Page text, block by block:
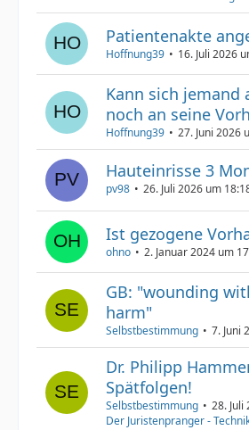
Patientenakte
Hoffnung39 16. Juli 2026
Kann sich jemand
noch an seine
Hoffnung39 27. Juni 2026
Hauteinrisse 3
pv98 26. Juli 2026 um
Ist gezogene
ohno 2. Januar 2024 um
GB: "wounding
harm"
Selbstbestimmung 7. Juni
Dr. Philipp
Spätfolgen!
Selbstbestimmung
28. Juli
Der Juristenpranger -